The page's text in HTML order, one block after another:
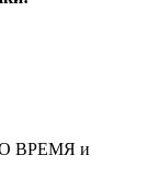
ВРЕМЯ и